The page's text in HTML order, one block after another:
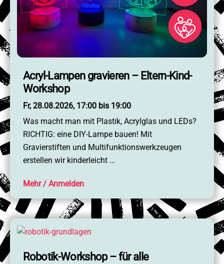
Acryl-Lampen gravieren – Eltern-Kind-
Workshop
Fr, 28.08.2026, 17:00 bis 19:00
Was macht man mit Plastik, Acrylglas und LEDs?
RICHTIG: eine DIY-Lampe bauen! Mit
Gravierstiften und Multifunktionswerkzeugen
erstellen wir kinderleicht …
Mehr
Robotik-Workshop – für alle